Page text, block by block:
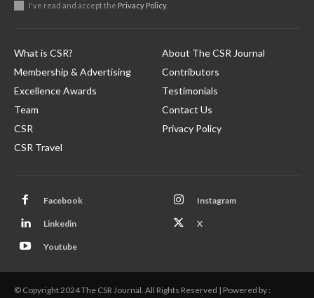
I've read and accept the Privacy Policy.
What is CSR?
Membership & Advertising
Excellence Awards
Team
CSR
CSR Travel
About The CSR Journal
Contributors
Testimonials
Contact Us
Privacy Policy
Facebook Instagram
Linkedin X
Youtube
© Copyright 2024 The CSR Journal. All Rights Reserved | Powered by :